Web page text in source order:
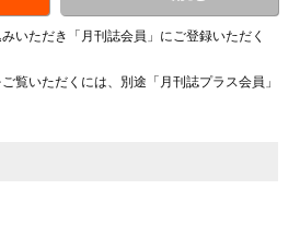
いただき「月刊誌会員」にご登録いただく
覧いただくには、別途「月刊誌プラス会員」